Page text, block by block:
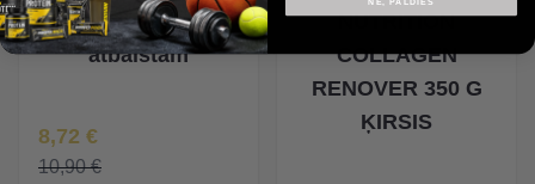
imunitātes
atbalstam
Īpaša Cena
8,72 €
10,90 €
NUTRITION
COLLAGEN
RENOVER 350 G
ĶIRSIS